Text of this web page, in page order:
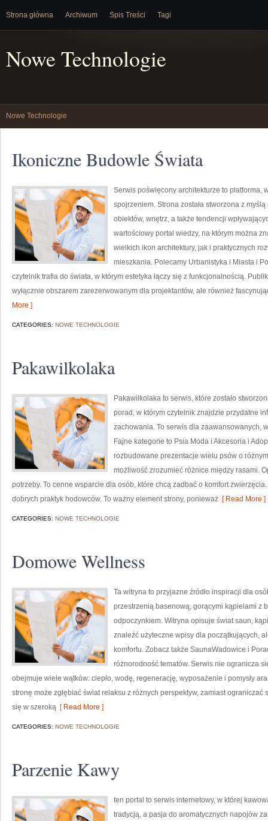
Strona główna Archiwum Spis Treści Tagi
Nowe Technologie
Nowe Technologie
Ikoniczne Budowle Świata
Serwis poświęcony architekturze to platforma,
spojrzeniem. Strona została stworzona z
obiektów, wnętrz, a także tendencji
wartościowy portal wiedzy, na którym można
wielkich ikon architektury, jak i praktycznych
mieszkania. Polecamy Urbanistyka i Miasta i
czytelnik trafia do świata, w którym estetyka łączy się z funkcjonalnością.
wyłącznie obszarem zarezerwowanym dla projektantów, ale również
More ]
CATEGORIES: NOWE TECHNOLOGIE
Pakawilkolaka
Pakawilkolaka to serwis, które zostało
porad, w którym czytelnik znajdzie przydatne
zachowania. To serwis dla zaawansowanych,
Fajne kategorie to Psia Moda i Akcesoria i
rozbudowane prezentacje wielu psów o
możliwość zrozumieć różnice między rasami.
potrzeby. To cenne wsparcie dla osób, które chcą zadbać o komfort
dobrych praktyk hodowców. To ważny element strony, ponieważ [ Read More ]
CATEGORIES: NOWE TECHNOLOGIE
Domowe Wellness
Ta witryna to przyjazne źródło inspiracji dla
przestrzenią basenową, gorącymi kąpielami z
odpoczynkiem. Witryna opisuje świat saun,
znaleźć użyteczne wpisy dla początkujących,
komfortu. Zobacz także SaunaWadowice i
różnorodność tematów. Serwis nie ogranicza
obejmuje wiele wątków: ciepło, wodę, regenerację, wyposażenie i pomysły
stronę może zgłębiać świat relaksu z różnych perspektyw, zamiast
się w szeroką [ Read More ]
CATEGORIES: NOWE TECHNOLOGIE
Parzenie Kawy
ten portal to serwis internetowy, w której
tradycją, a pasja do aromatycznych napojów